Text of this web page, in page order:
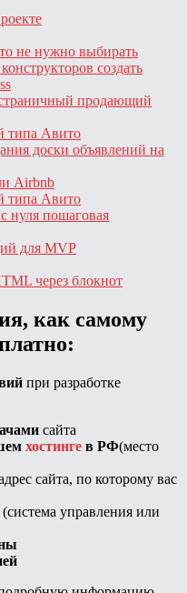
не нужно выбирать
создать
продающий
типа Авито
доски объявлений на
Airbnb
типа Авито
нуля пошаговая
для MVP
через блокнот
как самому
при разработке
сайта
хостинге в РФ(место
сайта, по которому вас
(система управления или